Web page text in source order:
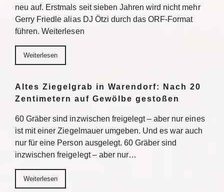
neu auf. Erstmals seit sieben Jahren wird nicht mehr
Gerry Friedle alias DJ Ötzi durch das ORF-Format
führen. Weiterlesen
Weiterlesen
Altes Ziegelgrab in Warendorf: Nach 20
Zentimetern auf Gewölbe gestoßen
60 Gräber sind inzwischen freigelegt – aber nur eines
ist mit einer Ziegelmauer umgeben. Und es war auch
nur für eine Person ausgelegt. 60 Gräber sind
inzwischen freigelegt – aber nur…
Weiterlesen